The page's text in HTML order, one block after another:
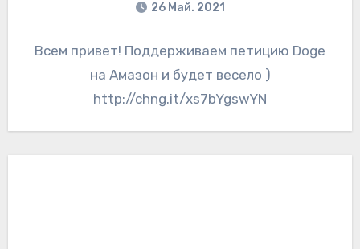
26 Май. 2021
Всем привет! Поддерживаем петицию Doge
на Амазон и будет весело )
http://chng.it/xs7bYgswYN